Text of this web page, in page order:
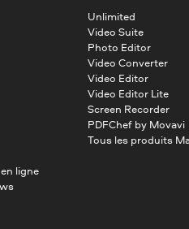
ligne
Unlimited
Video Suite
Photo Editor
Video Converter
Video Editor
Video Editor Lite
Screen Recorder
PDFChef by Movavi
Tous les produits